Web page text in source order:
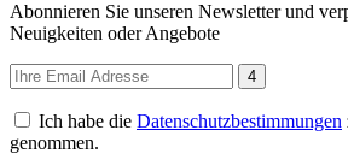
Abonnieren Sie unseren Newsletter und
Neuigkeiten oder Angebote
4
Ich habe die Datenschutzbestimmungen
genommen.